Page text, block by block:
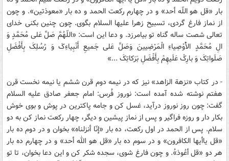
بار «قل هو اللّه أحد» و در چهارم رکعت الحمد و ده بار «معوذتين». و چون
از نماز فارغ گردى، تسبيح زهرا عليها السلام بگوى. چون چنين بکنى خداى
تعالى شصت ساله گناه تو بيامرزد. و دعا اين است: «اللّهُمَّ صَلِّ عَلى مُحَمَّدٍ وَ
الِ مُحَمَّدٍ الاَْْوْصِياءِ الْمَرْضِيينَ وَصَلِّ عَلى جَميعِ أَنْبِياءِکَ وَ رُسُلِکَ بِأَفْضَلِ
صَلَواتِکَ وَ بارِکْ عَلَيهِمْ بِأَفْضَلِ بَرَکاتِکَ ...»
- در کتاب «نزهة الزاهد» نيز که در نيمه دوم قرن ششم يا نيمه نخست قرن
هفتم نوشته شده آمده است: نوروز فُرس: امام جعفر صادق عليه السلام
گفت: چون روز نوروز درآيد، غسل کن و جامه پاکترين در پوش و بوى خوش
بکار دار و روزه فراگير و پس از نماز پيشين و ديگر، چهار رکعت نماز کن به دو
سلام. پس از الحمد در اول رکعت، ده بار «إنّا أنزلناه» بخوان و در دوم ده بار
«قل ياأيها الکافرون» و در سوم ده بار «قل هو الله أحد» و در چهارم ده بار
هر دو «قل أعُوذ»ُ. و چون فارغ شوى، سجده شکر کن و اين دعا بخوان، تا تو